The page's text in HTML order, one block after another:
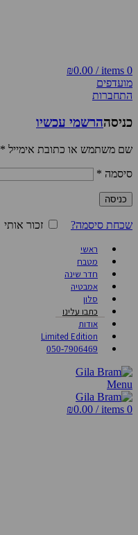
0
items
/
₪0.00
מועדפים
התחברות
כניסההרשמי עכשיו
שם משתמש או כתובת אימייל *
סיסמה *
כניסה
שכחת סיסמה? זכור אותי
ראשי
מטבח
חדר שינה
אמבטיה
סלון
כתבו עלינו
אודות
Limited Edition
050-7906469
Menu
0
items
/
₪0.00